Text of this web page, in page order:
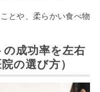
とや、柔らかい食べ物
成功率を左右
の選び方）